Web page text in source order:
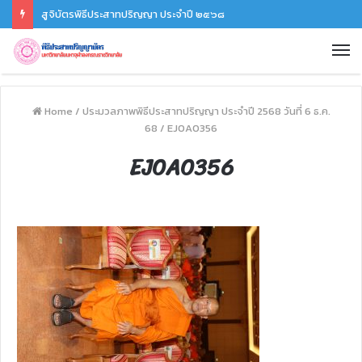
สูจิบัตรพิธีประสาทปริญญา ประจำปี ๒๕๖๘
Home / ประมวลภาพพิธีประสาทปริญญา ประจำปี 2568 วันที่ 6 ธ.ค.
68 / EJ0A0356
EJ0A0356